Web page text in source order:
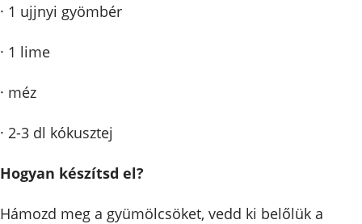
· 1 ujjnyi gyömbér
· 1 lime
· méz
· 2-3 dl kókusztej
Hogyan készítsd el?
Hámozd meg a gyümölcsöket, vedd ki belőlük a